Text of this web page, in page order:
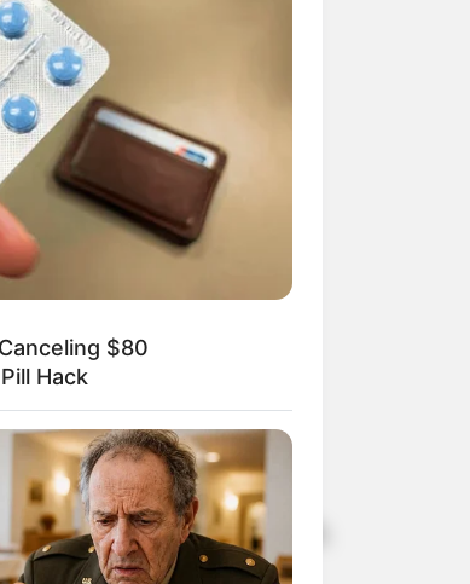
e histórias de vida,
$80
Hack